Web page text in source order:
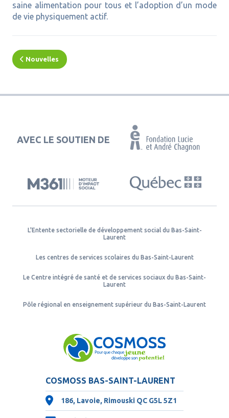
saine alimentation pour tous et l’adoption d’un mode
de vie physiquement actif.
Nouvelles
AVEC LE SOUTIEN DE
L'Entente sectorielle de développement social du Bas-Saint-
Laurent
Les centres de services scolaires du Bas-Saint-Laurent
Le Centre intégré de santé et de services sociaux du Bas-Saint-
Laurent
Pôle régional en enseignement supérieur du Bas-Saint-Laurent
COSMOSS BAS-SAINT-LAURENT
186, Lavoie, Rimouski QC G5L 5Z1